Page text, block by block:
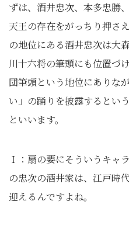
ずは、酒井忠次、本多忠勝
天王の存在をがっちり押さ
の地位にある酒井忠次は大
川十六将の筆頭にも位置づ
団筆頭という地位にありな
い」の踊りを披露するとい
といいます。
Ｉ：扇の要にそういうキャ
の忠次の酒井家は、江戸時
迎えるんですよね。